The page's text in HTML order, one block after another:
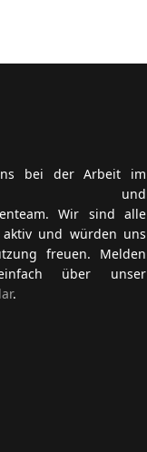
bei der Arbeit im
und
Wir sind alle
und würden uns
freuen. Melden
über unser
.